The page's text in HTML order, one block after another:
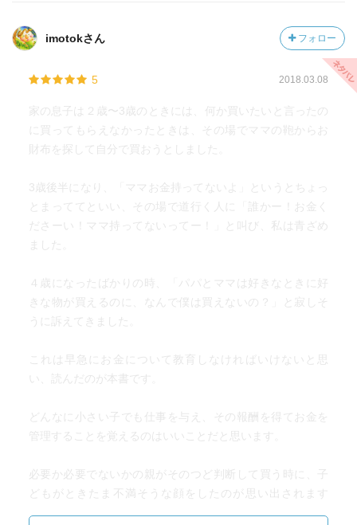
imotokさん フォロー
5 2018.03.08
家の息子は２歳〜3歳のときには、何か買いたいと言ったの
に買ってもらえなかったときは、その場でママの鞄からお
財布を探して自分で買おうとしました。
3歳後半になり、「ママお金持ってないよ」というとちょっ
とまっててといい、その場で道行く人に「誰かー！お金く
ださーい！ママ持ってないってー！」と叫び、私は青ざめ
ました。
４歳になったばかりの時、「パパとママは好きなときに好
きな物が買えるのに、なんで僕は買えないの？」と寂しそ
うに訴えてきました。
これは早急にお金について教育しなければいけないと思
い、読んだのが本書です。
どんなに小さい子でも仕事を与え、その報酬を得てお金を
管理することを覚えるのはいいことだと思います。
必要か必要でないかの親がそのつど判断して買う時に、子
どもがときたま不満そうな顔をしたのが思い出されます